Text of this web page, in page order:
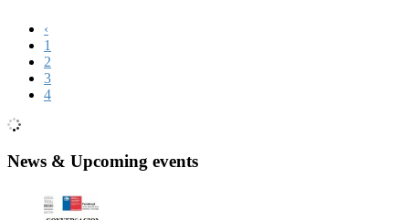
‹
1
2
3
4
News & Upcoming events